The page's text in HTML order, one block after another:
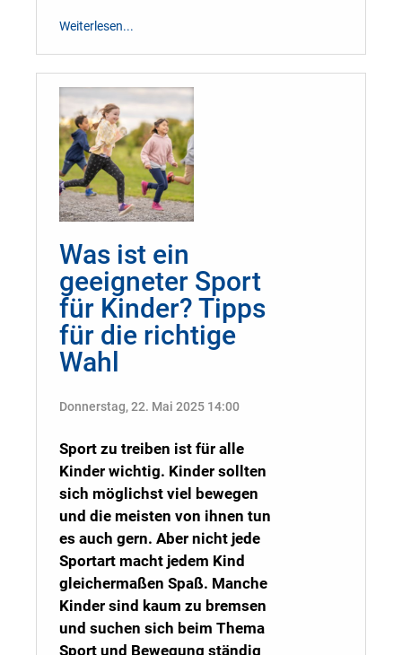
Weiterlesen...
Was ist ein
geeigneter Sport
für Kinder? Tipps
für die richtige
Wahl
Donnerstag, 22. Mai 2025 14:00
Sport zu treiben ist für alle
Kinder wichtig. Kinder sollten
sich möglichst viel bewegen
und die meisten von ihnen tun
es auch gern. Aber nicht jede
Sportart macht jedem Kind
gleichermaßen Spaß. Manche
Kinder sind kaum zu bremsen
und suchen sich beim Thema
Sport und Bewegung ständig